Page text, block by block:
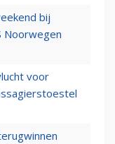
bij
Noorwegen
voor